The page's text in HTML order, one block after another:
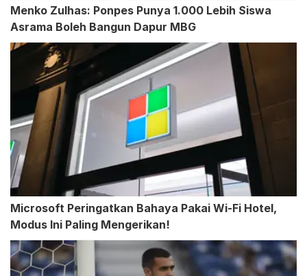
Menko Zulhas: Ponpes Punya 1.000 Lebih Siswa
Asrama Boleh Bangun Dapur MBG
Microsoft Peringatkan Bahaya Pakai Wi-Fi Hotel,
Modus Ini Paling Mengerikan!